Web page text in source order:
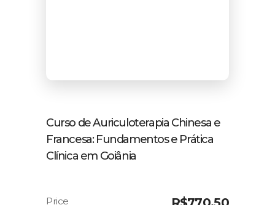
Curso de Auriculoterapia Chinesa e
Francesa: Fundamentos e Prática
Clínica em Goiânia